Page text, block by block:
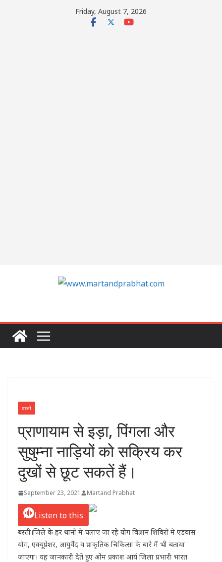
Friday, August 7, 2026
बस्ती
प्राणायाम से इड़ा, पिंगला और
सुषुम्ना नाड़ियों को सक्रिय कर
दुखों से छूट सकतें हैं।
September 23, 2021 Martand Prabhat
Listen to this
बस्ती।जिले के हर थानों में चलाए जा रहे योग विज्ञान शिविरों में एडवांस
योग, एक्यूप्रेशर, आयुर्वेद व प्राकृतिक चिकित्सा के बारे में भी बताया
जाएगा। यह जानकारी देते हुए ओम प्रकाश आर्य जिला प्रभारी भारत